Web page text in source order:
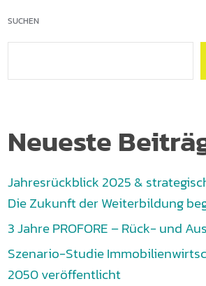
SUCHEN
Neueste
Jahresrückblick 2025 &
Die Zukunft der Weiterbildung
3 Jahre PROFORE – Rück- und
Szenario-Studie
2050 veröffentlicht